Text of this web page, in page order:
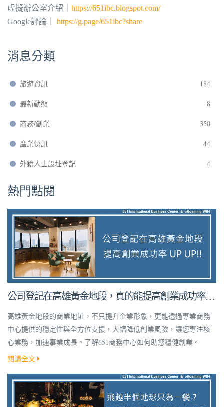
虛擬辦公室介紹｜ https://651ibc.blogspot.com/
Google評論｜ https://g.page/651ibc?share
消息分類
旅遊資訊 184
最新動態 8
商務/創業 350
產業快訊 44
外籍人士設址登記 4
熱門點閱
公司登記在高雄黃金地段，真的能提高創業成功率
嗎？
高雄黃金地段的商業地址，不只提升企業形象，更能透過專業商務
中心提供的穩定性與全方位支援，大幅降低創業風險，讓您專注核
心業務，加速事業成長。了解651商務中心如何助您穩健創業。
閱讀全文